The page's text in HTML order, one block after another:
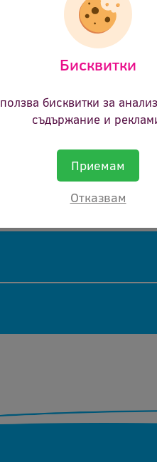
е спрян от продажба.
се с нас
за повече
продукти.
продукта
и неповредени
така и на другите
да закупят etc
Бисквитки
бисквитки за
съдържание и
Приемам
Отказвам